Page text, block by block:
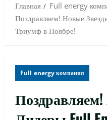
Главная
Full energy
Поздравляем! Новые
Триумф в Ноябре!
Full energy компания